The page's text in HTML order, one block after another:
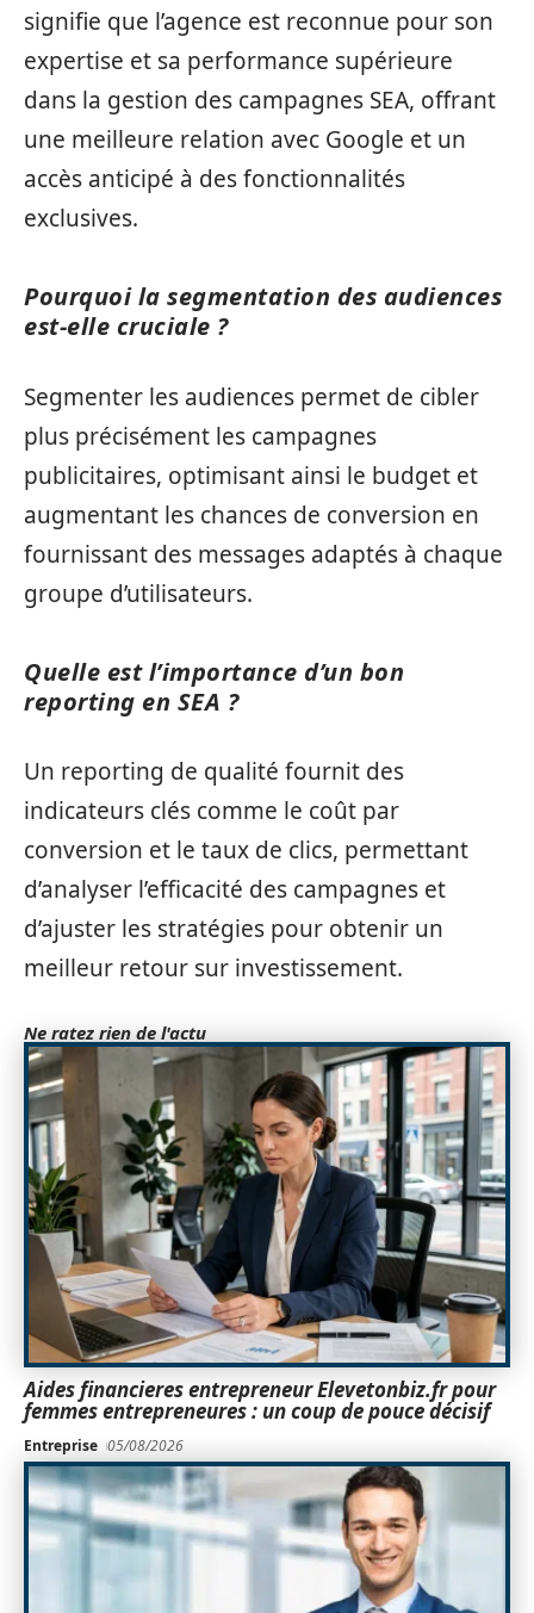
signifie que l’agence est reconnue pour son
expertise et sa performance supérieure
dans la gestion des campagnes SEA, offrant
une meilleure relation avec Google et un
accès anticipé à des fonctionnalités
exclusives.
Pourquoi la segmentation des audiences
est-elle cruciale ?
Segmenter les audiences permet de cibler
plus précisément les campagnes
publicitaires, optimisant ainsi le budget et
augmentant les chances de conversion en
fournissant des messages adaptés à chaque
groupe d’utilisateurs.
Quelle est l’importance d’un bon
reporting en SEA ?
Un reporting de qualité fournit des
indicateurs clés comme le coût par
conversion et le taux de clics, permettant
d’analyser l’efficacité des campagnes et
d’ajuster les stratégies pour obtenir un
meilleur retour sur investissement.
Ne ratez rien de l'actu
Aides financieres entrepreneur Elevetonbiz.fr pour
femmes entrepreneures : un coup de pouce décisif
Entreprise 05/08/2026